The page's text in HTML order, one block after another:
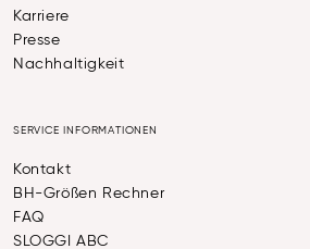
Karriere
Presse
Nachhaltigkeit
SERVICE INFORMATIONEN
Kontakt
BH-Größen Rechner
FAQ
SLOGGI ABC